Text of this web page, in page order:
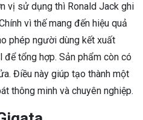
vị sử dụng thì Ronald Jack ghi
vì thế mang đến hiệu quả
phép người dùng kết xuất
tổng hợp. Sản phẩm còn có
Điều này giúp tạo thành một
thông minh và chuyên nghiệp.